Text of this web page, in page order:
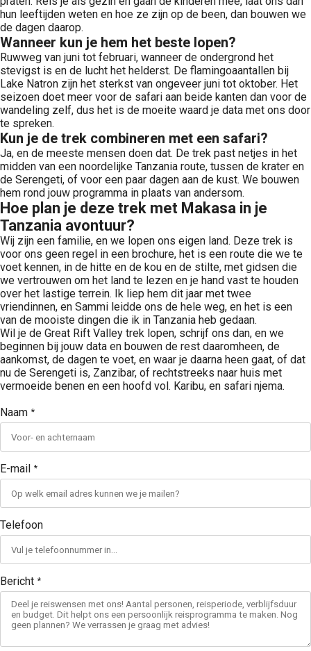
hun leeftijden weten en hoe ze zijn op de been, dan bouwen we
de dagen daarop.
Wanneer kun je hem het beste lopen?
Ruwweg van juni tot februari, wanneer de ondergrond het
stevigst is en de lucht het helderst. De flamingoaantallen bij
Lake Natron zijn het sterkst van ongeveer juni tot oktober. Het
seizoen doet meer voor de safari aan beide kanten dan voor de
wandeling zelf, dus het is de moeite waard je data met ons door
te spreken.
Kun je de trek combineren met een safari?
Ja, en de meeste mensen doen dat. De trek past netjes in het
midden van een noordelijke Tanzania route, tussen de krater en
de Serengeti, of voor een paar dagen aan de kust. We bouwen
hem rond jouw programma in plaats van andersom.
Hoe plan je deze trek met Makasa in je
Tanzania avontuur?
Wij zijn een familie, en we lopen ons eigen land. Deze trek is
voor ons geen regel in een brochure, het is een route die we te
voet kennen, in de hitte en de kou en de stilte, met gidsen die
we vertrouwen om het land te lezen en je hand vast te houden
over het lastige terrein. Ik liep hem dit jaar met twee
vriendinnen, en Sammi leidde ons de hele weg, en het is een
van de mooiste dingen die ik in Tanzania heb gedaan.
Wil je de Great Rift Valley trek lopen, schrijf ons dan, en we
beginnen bij jouw data en bouwen de rest daaromheen, de
aankomst, de dagen te voet, en waar je daarna heen gaat, of dat
nu de Serengeti is, Zanzibar, of rechtstreeks naar huis met
vermoeide benen en een hoofd vol. Karibu, en safari njema.
Naam *
E-mail *
Telefoon
Bericht *